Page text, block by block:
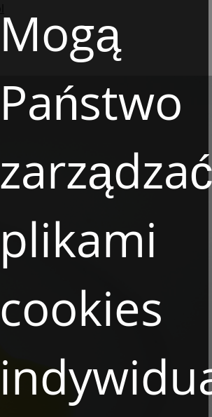
Mogą
Państwo
plikami
cookies